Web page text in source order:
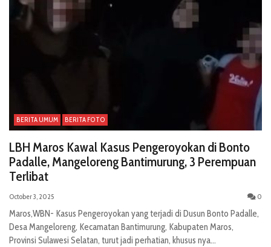
BERITA UMUM BERITA FOTO
LBH Maros Kawal Kasus Pengeroyokan di Bonto
Padalle, Mangeloreng Bantimurung, 3 Perempuan
Terlibat
October 3, 2025 0
Maros,WBN- Kasus Pengeroyokan yang terjadi di Dusun Bonto Padalle,
Desa Mangeloreng, Kecamatan Bantimurung, Kabupaten Maros,
Provinsi Sulawesi Selatan, turut jadi perhatian, khusus nya...